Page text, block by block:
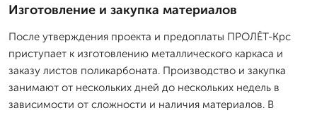
Изготовление и закупка материалов
После утверждения проекта и предоплаты ПРОЛЁТ-Крс
приступает к изготовлению металлического каркаса и
заказу листов поликарбоната. Производство и закупка
занимают от нескольких дней до нескольких недель в
зависимости от сложности и наличия материалов. В